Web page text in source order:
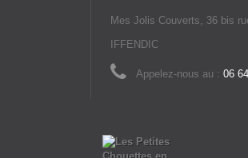
Mes Jolis Couverts, 36 bis
IFFENDIC
Appelez-nous au : 06